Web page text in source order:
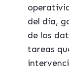
del día,
de los
tareas